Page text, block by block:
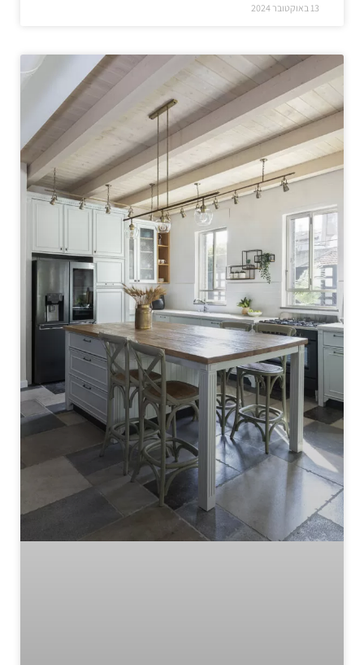
13 באוקטובר 2024